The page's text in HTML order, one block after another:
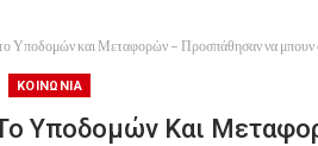
Υποδομών και Μεταφορών – Προσπάθησαν να μπουν
ΚΟΙΝΩΝΙΑ
Υποδομών Και